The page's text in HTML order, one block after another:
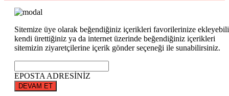
Sitemize üye olarak beğendiğiniz içerikleri favorilerinize
kendi ürettiğiniz ya da internet üzerinde beğendiğiniz içerikleri
sitemizin ziyaretçilerine içerik gönder seçeneği ile sunabilirsiniz.
EPOSTA ADRESİNİZ
DEVAM ET